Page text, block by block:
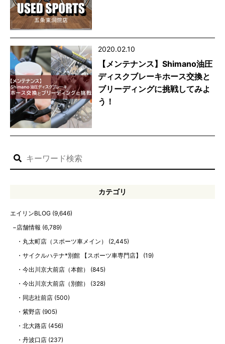
2020.02.10
【メンテナンス】Shimano油圧
ディスクブレーキホース交換と
ブリーディングに挑戦してみよ
う！
カテゴリ
エイリンBLOG (9,646)
店舗情報 (6,789)
丸太町店（スポーツ車メイン）
(2,445)
サイクルハテナ*別館 【スポーツ車専門店】
(19)
今出川京大前店（本館）
(845)
今出川京大前店（別館）
(328)
同志社前店 (500)
紫野店 (905)
北大路店 (456)
丹波口店 (237)